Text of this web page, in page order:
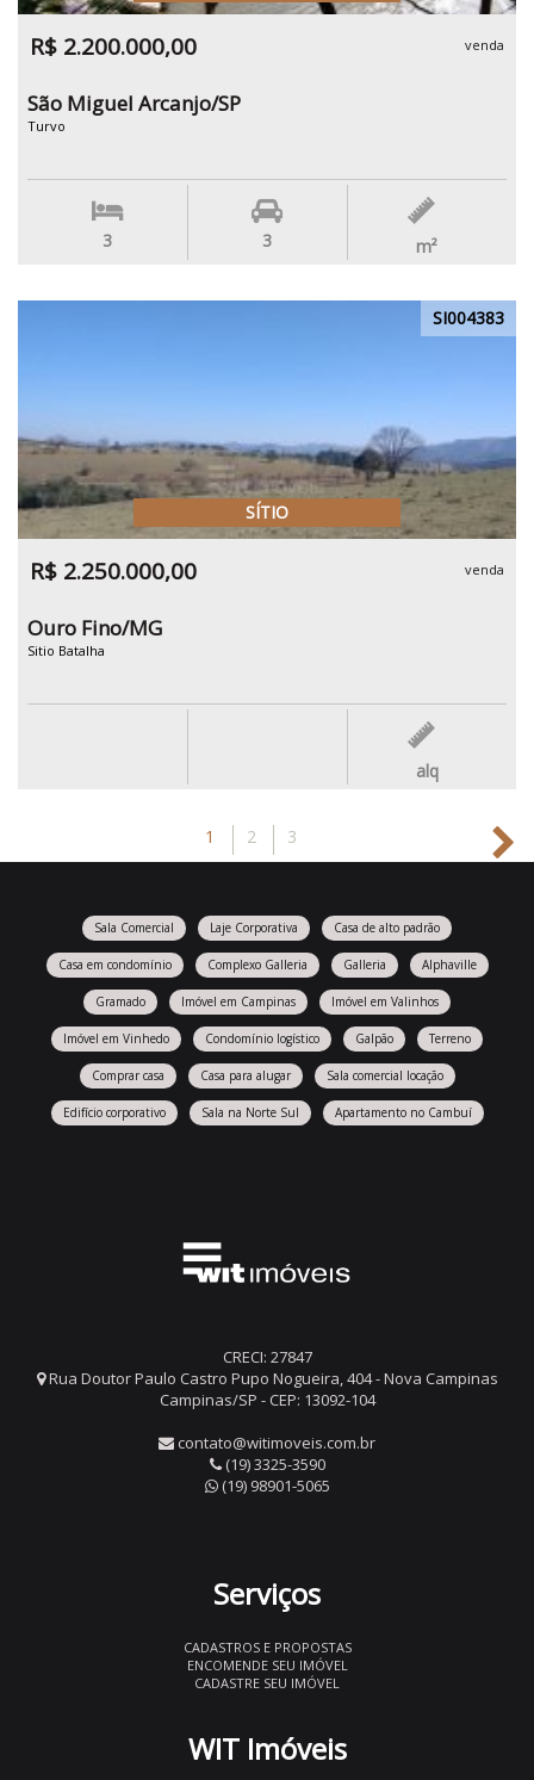
R$ 2.200.000,00 venda
São Miguel Arcanjo/SP
Turvo
3 3 m²
SI004383
SÍTIO
R$ 2.250.000,00 venda
Ouro Fino/MG
Sitio Batalha
alq
1 2 3
Sala Comercial Laje Corporativa Casa de alto padrão
Casa em condomínio Complexo Galleria Galleria Alphaville
Gramado Imóvel em Campinas Imóvel em Valinhos
Imóvel em Vinhedo Condomínio logístico Galpão Terreno
Comprar casa Casa para alugar Sala comercial locação
Edifício corporativo Sala na Norte Sul Apartamento no Cambuí
CRECI: 27847
Rua Doutor Paulo Castro Pupo Nogueira, 404 - Nova Campinas
Campinas/SP - CEP: 13092-104
contato@witimoveis.com.br
(19) 3325-3590
(19) 98901-5065
Serviços
CADASTROS E PROPOSTAS
ENCOMENDE SEU IMÓVEL
CADASTRE SEU IMÓVEL
WIT Imóveis